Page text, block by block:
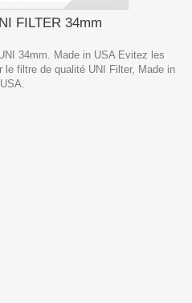
FILTER 34mm
34mm. Made in USA Evitez les
le filtre de qualité UNI Filter, Made in
USA.